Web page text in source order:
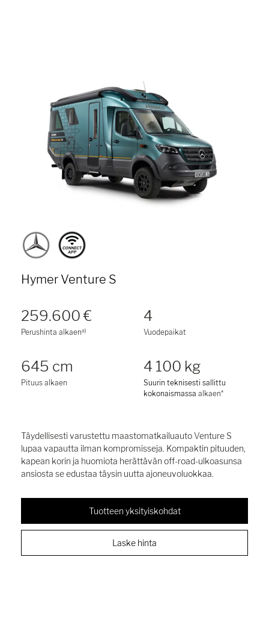
Hymer Venture S
259.600 €
Perushinta alkaena)
4
Vuodepaikat
645 cm
Pituus alkaen
4 100 kg
Suurin teknisesti sallittu
kokonaismassa alkaen*
Täydellisesti varustettu maastomatkailuauto Venture S
lupaa vapautta ilman kompromisseja. Kompaktin pituuden,
kapean korin ja huomiota herättävän off-road-ulkoasunsa
ansiosta se edustaa täysin uutta ajoneuvoluokkaa.
Tuotteen yksityiskohdat
Laske hinta